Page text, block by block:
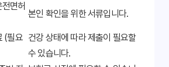
면허
본인 확인을 위한 서류입니다.
(필요 건강 상태에 따라 제출이 필요할
수 있습니다.